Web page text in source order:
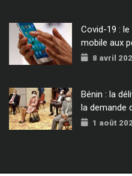
Covid-19 :
mobile aux
8 avril
Bénin : la
la demande
1 août